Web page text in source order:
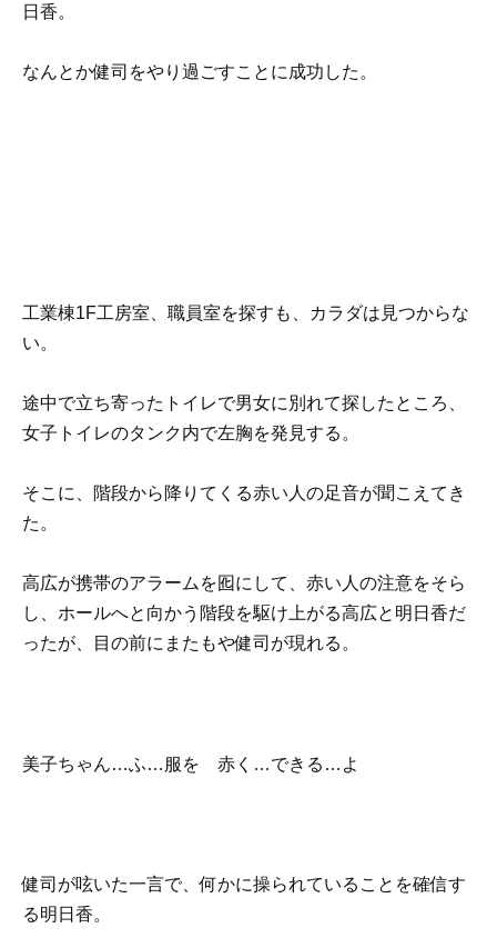
日香。
なんとか健司をやり過ごすことに成功した。
工業棟1F工房室、職員室を探すも、カラダは見つからな
い。
途中で立ち寄ったトイレで男女に別れて探したところ、
女子トイレのタンク内で左胸を発見する。
そこに、階段から降りてくる赤い人の足音が聞こえてき
た。
高広が携帯のアラームを囮にして、赤い人の注意をそら
し、ホールへと向かう階段を駆け上がる高広と明日香だ
ったが、目の前にまたもや健司が現れる。
美子ちゃん…ふ…服を 赤く…できる…よ
健司が呟いた一言で、何かに操られていることを確信す
る明日香。